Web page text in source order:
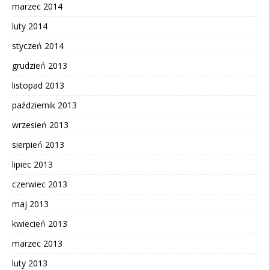
marzec 2014
luty 2014
styczeń 2014
grudzień 2013
listopad 2013
październik 2013
wrzesień 2013
sierpień 2013
lipiec 2013
czerwiec 2013
maj 2013
kwiecień 2013
marzec 2013
luty 2013